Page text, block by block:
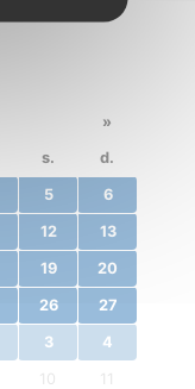
»
s. d.
5 6
12 13
19 20
26 27
3 4
10